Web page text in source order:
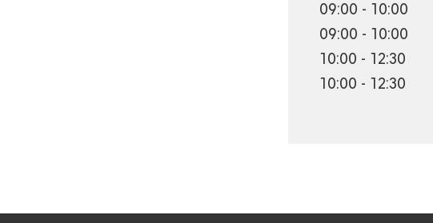
09:00 - 10:00
09:00 - 10:00
10:00 - 12:30
10:00 - 12:30